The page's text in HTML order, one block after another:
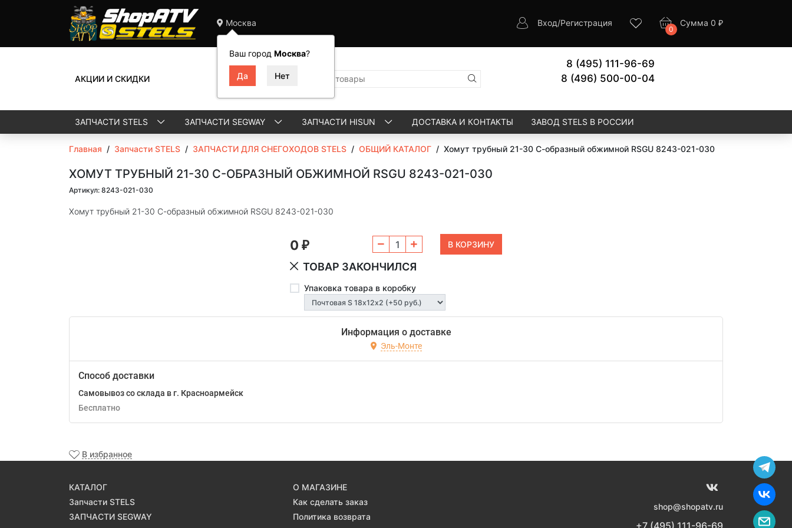
Москва
Ваш город Москва?
Вход/Регистрация
0
Сумма 0 ₽
АКЦИИ И СКИДКИ
8 (495) 111-96-69
8 (496) 500-00-04
ЗАПЧАСТИ STELS ЗАПЧАСТИ SEGWAY ЗАПЧАСТИ HISUN ДОСТАВКА И КОНТАКТЫ ЗАВОД STELS В РОССИИ
Главная / Запчасти STELS / ЗАПЧАСТИ ДЛЯ СНЕГОХОДОВ STELS / ОБЩИЙ КАТАЛОГ / Хомут трубный 21-30 С-образный обжимной RSGU 8243-021-030
ХОМУТ ТРУБНЫЙ 21-30 С-ОБРАЗНЫЙ ОБЖИМНОЙ RSGU 8243-021-030
Артикул: 8243-021-030
Хомут трубный 21-30 С-образный обжимной RSGU 8243-021-030
0 ₽
ТОВАР ЗАКОНЧИЛСЯ
Упаковка товара в коробку
Информация о доставке
Эль-Монте
Способ доставки
Самовывоз со склада в г. Красноармейск
Бесплатно
В избранное
КАТАЛОГ
Запчасти STELS
ЗАПЧАСТИ SEGWAY
О МАГАЗИНЕ
Как сделать заказ
Политика возврата
shop@shopatv.ru